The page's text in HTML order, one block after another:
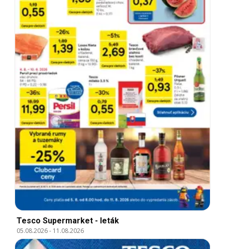
Tesco Supermarket - leták
05.08.2026- 11.08.2026